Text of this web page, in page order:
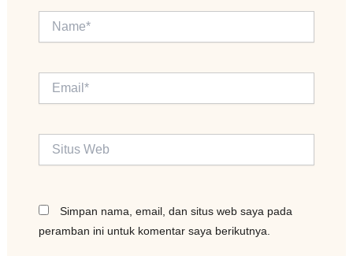
Web
Simpan nama, email, dan situs web saya pada
peramban ini untuk komentar saya berikutnya.